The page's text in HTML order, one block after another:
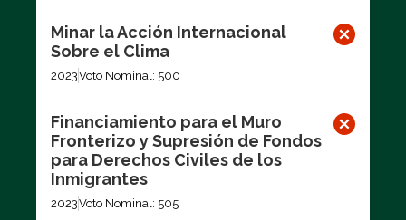
Minar la Acción Internacional
Sobre el Clima
2023Voto Nominal: 500
Financiamiento para el Muro
Fronterizo y Supresión de Fondos
para Derechos Civiles de los
Inmigrantes
2023Voto Nominal: 505